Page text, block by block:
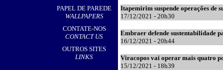
PAPEL DE PAREDE
WALLPAPERS
CONTATE-NOS
CONTACT US
OUTROS SITES
LINKS
Itapemirim suspende operações de
17/12/2021 - 20h30
Embraer defende sustentabilidade
16/12/2021 - 20h44
Viracopos vai operar mais quatro
15/12/2021 - 18h39